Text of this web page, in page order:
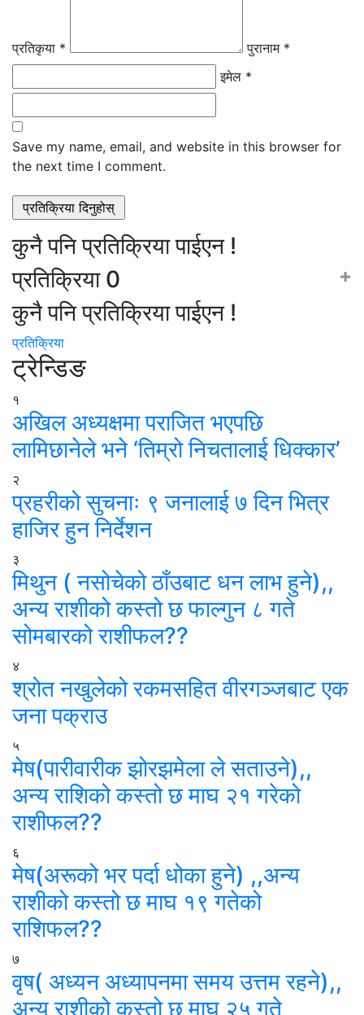
प्रतिकृया *
पुरानाम *
इमेल *
Save my name, email, and website in this browser for
the next time I comment.
कुनै पनि प्रतिक्रिया पाईएन !
+
प्रतिक्रिया 0
कुनै पनि प्रतिक्रिया पाईएन !
प्रतिक्रिया
ट्रेन्डिङ
१
अखिल अध्यक्षमा पराजित भएपछि
लामिछानेले भने ‘तिम्रो निचतालाई धिक्कार’
२
प्रहरीको सुचनाः ९ जनालाई ७ दिन भित्र
हाजिर हुन निर्देशन
३
मिथुन ( नसोचेको ठाँउबाट धन लाभ हुने),,
अन्य राशीको कस्तो छ फाल्गुन ८ गते
सोमबारको राशीफल??
४
श्रोत नखुलेको रकमसहित वीरगञ्जबाट एक
जना पक्राउ
५
मेष(पारीवारीक झोरझमेला ले सताउने),,
अन्य राशिको कस्तो छ माघ २१ गरेको
राशीफल??
६
मेष(अरूको भर पर्दा धोका हुने) ,,अन्य
राशीको कस्तो छ माघ १९ गतेको
राशिफल??
७
वृष( अध्यन अध्यापनमा समय उत्तम रहने),,
अन्य राशीको कस्तो छ माघ २५ गते